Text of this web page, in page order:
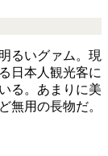
るいグァム。現
日本人観光客に
る。あまりに美
無用の長物だ。